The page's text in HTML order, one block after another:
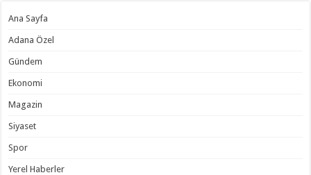
Ana Sayfa
Adana Özel
Gündem
Ekonomi
Magazin
Siyaset
Spor
Yerel Haberler